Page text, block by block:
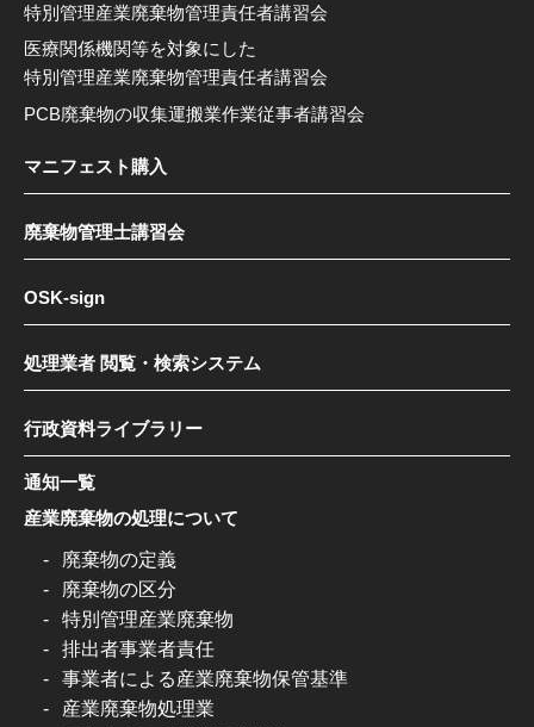
特別管理産業廃棄物管理責任者講習会
医療関係機関等を対象にした
特別管理産業廃棄物管理責任者講習会
PCB廃棄物の収集運搬業作業従事者講習会
マニフェスト購入
廃棄物管理士講習会
OSK-sign
処理業者 閲覧・検索システム
行政資料ライブラリー
通知一覧
産業廃棄物の処理について
廃棄物の定義
廃棄物の区分
特別管理産業廃棄物
排出者事業者責任
事業者による産業廃棄物保管基準
産業廃棄物処理業